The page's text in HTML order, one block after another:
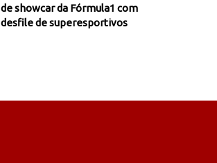
de showcar da Fórmula1 com
desfile de superesportivos